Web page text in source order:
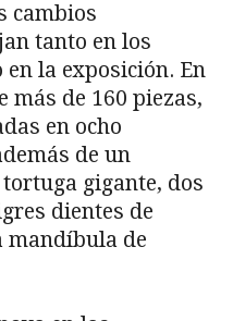
cambios
tanto en los
la exposición. En
de 160 piezas,
en ocho
de un
gigante, dos
dientes de
mandíbula de